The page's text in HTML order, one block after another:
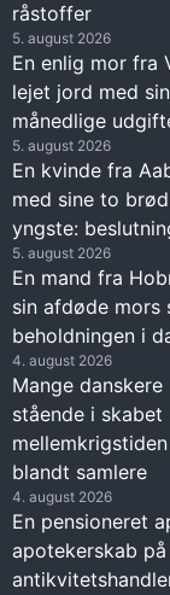
råstoffer
5. august 2026
En enlig mor fra
lejet jord med
månedlige
5. august 2026
En kvinde fra
med sine to
yngste:
5. august 2026
En mand fra
sin afdøde mors
beholdningen i
4. august 2026
Mange
stående i
blandt samlere
4. august 2026
En pensioneret
apotekerskab